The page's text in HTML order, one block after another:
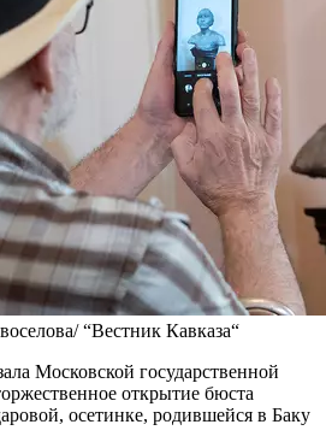
“Вестник Кавказа“
Московской государственной
открытие бюста
осетинке, родившейся в Баку